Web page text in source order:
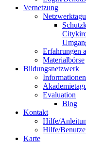
Vernetzung
Erfahrungen
Materialbörse
Bildungsnetzwerk
Informationen
Evaluation
Blog
Kontakt
Hilfe/
Hilfe/
Karte